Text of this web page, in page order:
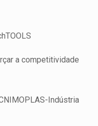
a competitividade
Indústria